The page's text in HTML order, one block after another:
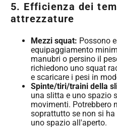
5. Efficienza dei
attrezzature
Mezzi squat: Possono
equipaggiamento
manubri o persino il
richiedono uno squat
e scaricare i pesi in
Spinte/tiri/traini della
una slitta e uno spazio
movimenti. Potrebbero
soprattutto se non si
uno spazio all'aperto.